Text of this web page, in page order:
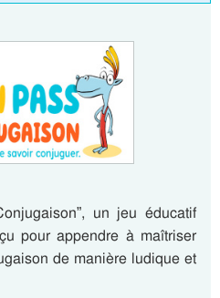
un jeu éducatif
pour appendre à maîtriser
de manière ludique et